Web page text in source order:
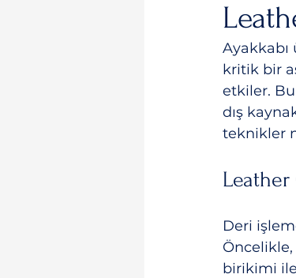
Ayakkabı
kritik bir
etkiler.
dış
teknikler
Deri
birikimi